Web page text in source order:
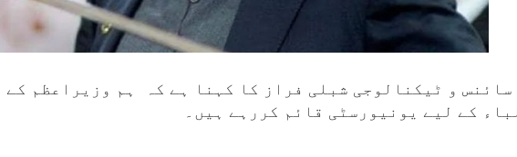
سائنس و ٹیکنالوجی شبلی فراز کا کہنا ہے کہ ہم وزیراعظم کے
کے لیے یونیورسٹی قائم کررہے ہیں۔